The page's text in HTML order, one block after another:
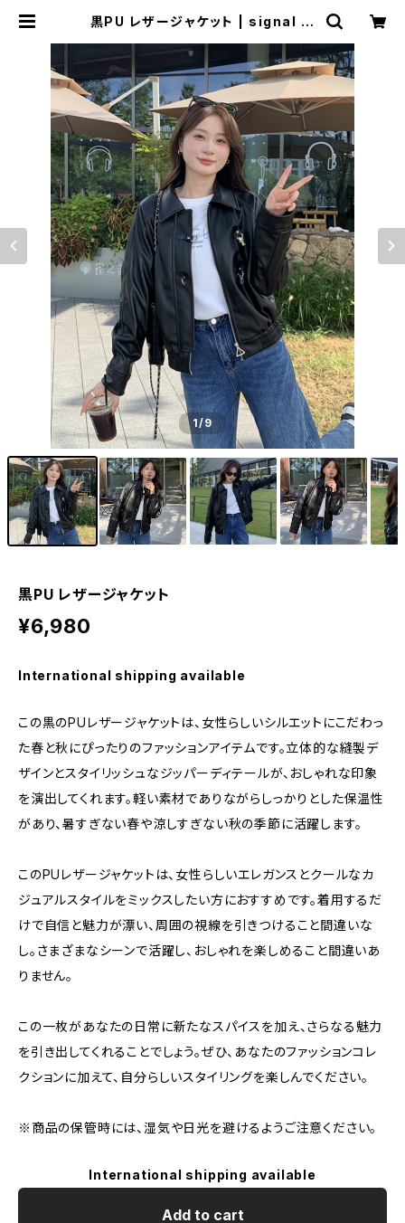
黒PU レザージャケット | signal 日
1/9
黒PU レザージャケット
¥6,980
International shipping available
この黒のPUレザージャケットは、女性らしいシルエットにこだわっ
た春と秋にぴったりのファッションアイテムです。立体的な縫製デ
ザインとスタイリッシュなジッパーディテールが、おしゃれな印象
を演出してくれます。軽い素材でありながらしっかりとした保温性
があり、暑すぎない春や涼しすぎない秋の季節に活躍します。
このPUレザージャケットは、女性らしいエレガンスとクールなカ
ジュアルスタイルをミックスしたい方におすすめです。着用するだ
けで自信と魅力が漂い、周囲の視線を引きつけること間違いな
し。さまざまなシーンで活躍し、おしゃれを楽しめること間違いあ
りません。
この一枚があなたの日常に新たなスパイスを加え、さらなる魅力
を引き出してくれることでしょう。ぜひ、あなたのファッションコレ
クションに加えて、自分らしいスタイリングを楽しんでください。
※商品の保管時には、湿気や日光を避けるようご注意ください。
International shipping available
Add to cart